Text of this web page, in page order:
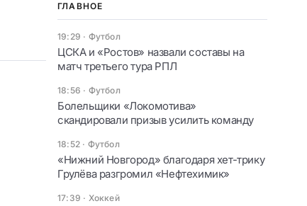
ГЛАВНОЕ
19:29 · Футбол
ЦСКА и «Ростов» назвали составы на
матч третьего тура РПЛ
18:56 · Футбол
Болельщики «Локомотива»
скандировали призыв усилить команду
18:52 · Футбол
«Нижний Новгород» благодаря хет-трику
Грулёва разгромил «Нефтехимик»
17:39 · Хоккей